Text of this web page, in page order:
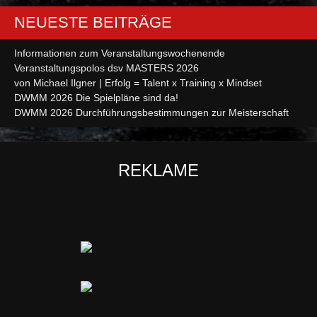
NEUESTE BEITRÄGE
Informationen zum Veranstaltungswochenende
Veranstaltungspolos dsv MASTERS 2026
von Michael Ilgner | Erfolg = Talent x Training x Mindset
DWMM 2026 Die Spielpläne sind da!
DWMM 2026 Durchführungsbestimmungen zur Meisterschaft
REKLAME